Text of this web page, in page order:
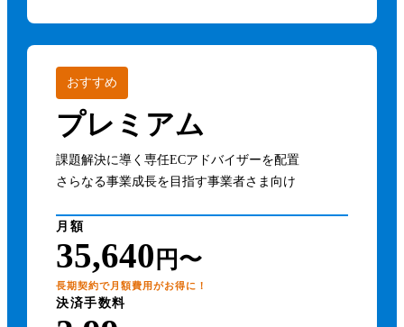
おすすめ
プレミアム
課題解決に導く専任ECアドバイザーを配置
さらなる事業成長を目指す事業者さま向け
月額
35,640 円〜
長期契約で月額費用がお得に！
決済手数料